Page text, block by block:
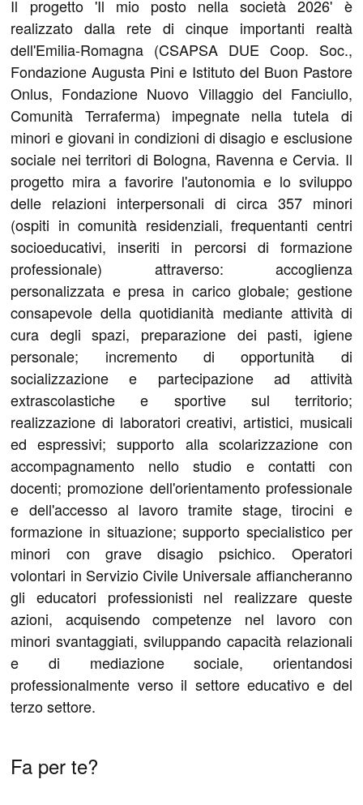
Il progetto 'Il mio posto nella società 2026' è
realizzato dalla rete di cinque importanti realtà
dell'Emilia-Romagna (CSAPSA DUE Coop. Soc.,
Fondazione Augusta Pini e Istituto del Buon Pastore
Onlus, Fondazione Nuovo Villaggio del Fanciullo,
Comunità Terraferma) impegnate nella tutela di
minori e giovani in condizioni di disagio e esclusione
sociale nei territori di Bologna, Ravenna e Cervia. Il
progetto mira a favorire l'autonomia e lo sviluppo
delle relazioni interpersonali di circa 357 minori
(ospiti in comunità residenziali, frequentanti centri
socioeducativi, inseriti in percorsi di formazione
professionale) attraverso: accoglienza
personalizzata e presa in carico globale; gestione
consapevole della quotidianità mediante attività di
cura degli spazi, preparazione dei pasti, igiene
personale; incremento di opportunità di
socializzazione e partecipazione ad attività
extrascolastiche e sportive sul territorio;
realizzazione di laboratori creativi, artistici, musicali
ed espressivi; supporto alla scolarizzazione con
accompagnamento nello studio e contatti con
docenti; promozione dell'orientamento professionale
e dell'accesso al lavoro tramite stage, tirocini e
formazione in situazione; supporto specialistico per
minori con grave disagio psichico. Operatori
volontari in Servizio Civile Universale affiancheranno
gli educatori professionisti nel realizzare queste
azioni, acquisendo competenze nel lavoro con
minori svantaggiati, sviluppando capacità relazionali
e di mediazione sociale, orientandosi
professionalmente verso il settore educativo e del
terzo settore.
Fa per te?